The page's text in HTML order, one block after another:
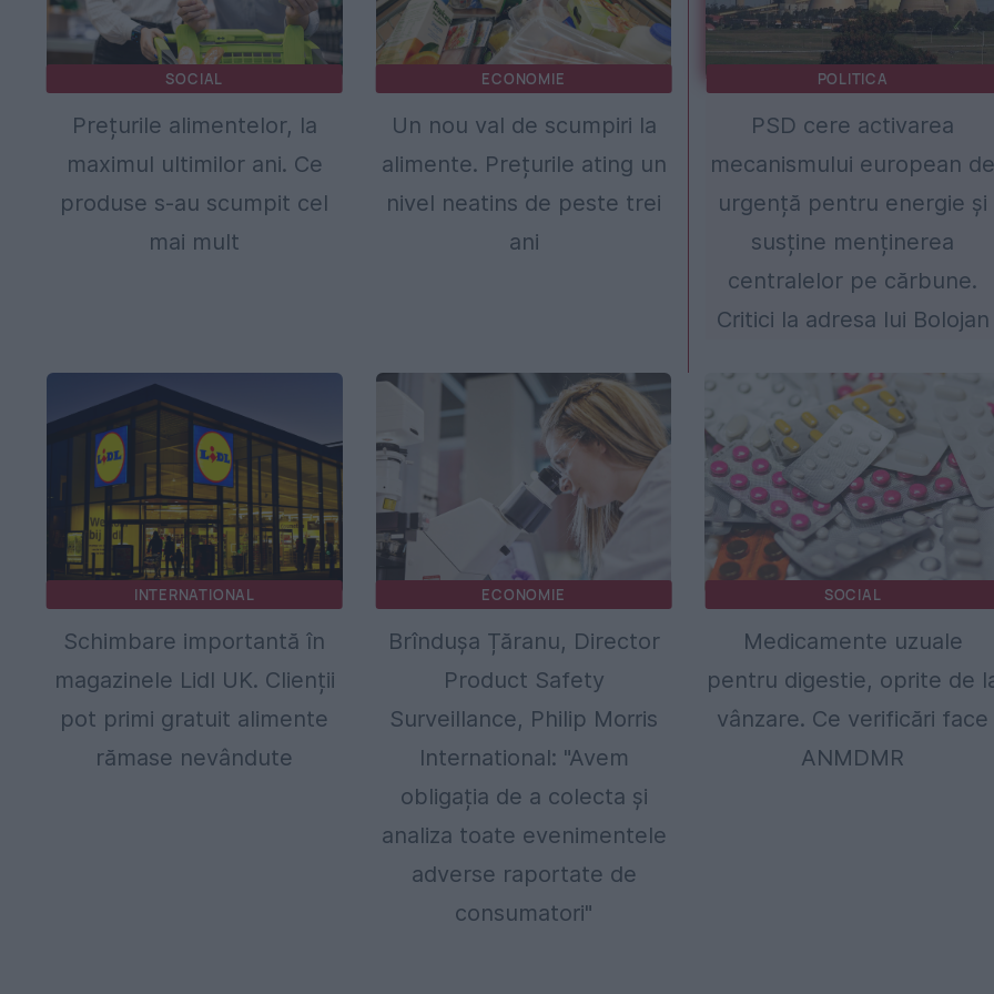
SOCIAL
Prețurile alimentelor, la
maximul ultimilor ani. Ce
produse s-au scumpit cel
mai mult
ECONOMIE
Un nou val de scumpiri la
alimente. Prețurile ating un
nivel neatins de peste trei
ani
POLITICA
PSD cere activarea
mecanismului european
urgență pentru energie și
susține menținerea
centralelor pe cărbune.
Critici la adresa lui Bolojan
INTERNATIONAL
Schimbare importantă în
magazinele Lidl UK. Clienții
pot primi gratuit alimente
rămase nevândute
ECONOMIE
Brîndușa Țăranu, Director
Product Safety
Surveillance, Philip Morris
International: "Avem
obligația de a colecta și
analiza toate evenimentele
adverse raportate de
consumatori"
SOCIAL
Medicamente uzuale
pentru digestie, oprite de
vânzare. Ce verificări face
ANMDMR